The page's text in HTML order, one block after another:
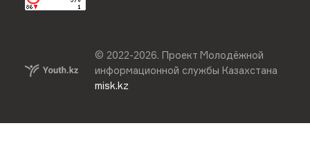
© 2022-2026.Проект Молодёжной
информационной службы Казахстана
misk.kz